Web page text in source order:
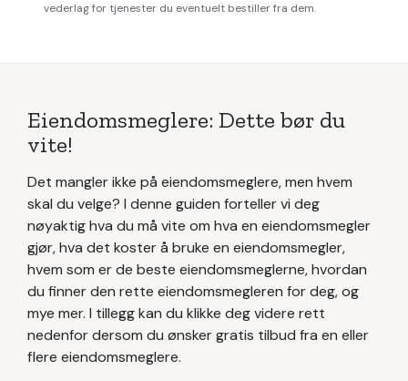
vederlag for tjenester du eventuelt bestiller fra dem.
Eiendomsmeglere: Dette bør du
vite!
Det mangler ikke på eiendomsmeglere, men hvem
skal du velge? I denne guiden forteller vi deg
nøyaktig hva du må vite om hva en eiendomsmegler
gjør, hva det koster å bruke en eiendomsmegler,
hvem som er de beste eiendomsmeglerne, hvordan
du finner den rette eiendomsmegleren for deg, og
mye mer. I tillegg kan du klikke deg videre rett
nedenfor dersom du ønsker gratis tilbud fra en eller
flere eiendomsmeglere.